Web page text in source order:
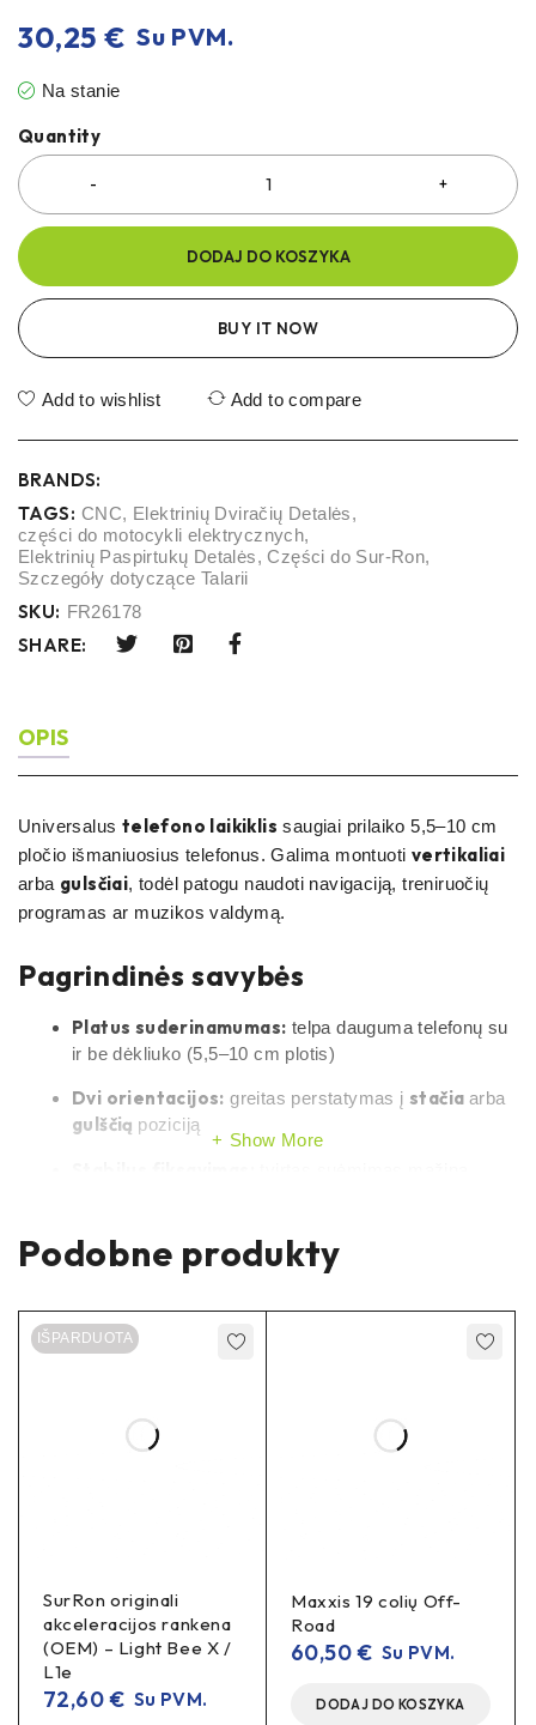
30,25 € Su PVM.
Na stanie
Quantity
DODAJ DO KOSZYKA
BUY IT NOW
Add to wishlist Add to compare
BRANDS:
TAGS: CNC, Elektrinių Dviračių Detalės,
części do motocykli elektrycznych,
Elektrinių Paspirtukų Detalės,Części do Sur-Ron,
Szczegóły dotyczące Talarii
SKU: FR26178
SHARE:
OPIS
Universalus telefono laikiklis saugiai prilaiko 5,5–10 cm
pločio išmaniuosius telefonus. Galima montuoti vertikaliai
arba gulsčiai, todėl patogu naudoti navigaciją, treniruočių
programas ar muzikos valdymą.
Pagrindinės savybės
Platus suderinamumas: telpa dauguma telefonų su
ir be dėkliuko (5,5–10 cm plotis)
Dvi orientacijos: greitas perstatymas į stačia arba
gulščią poziciją
Apsauginis tarpiklis:plastikinis įdėklas saugo
įrenginį nuo įbrėžimų
Specifikacijos
Orientacija:
1×telefono laikiklis
1
Show More
Podobne produkty
IŠPARDUOTA
SurRon originali
akceleracijos rankena
(OEM) – Light Bee X /
L1e
72,60€ Su PVM.
Maxxis 19 colių Off-
Road
60,50€ Su PVM.
DODAJ DO KOSZYKA